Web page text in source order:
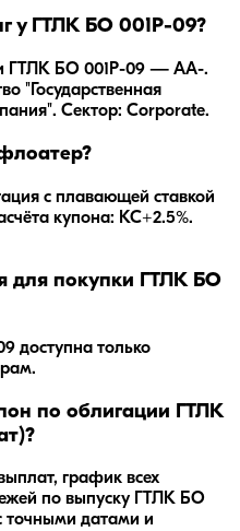
у ГТЛК БО 001P-09?
ГТЛК БО 001P-09 — AA-.
"Государственная
Сектор: Corporate.
с плавающей ставкой
купона: КС+2.5%.
для покупки ГТЛК БО
доступна только
по облигации ГТЛК
график всех
по выпуску ГТЛК БО
точными датами и